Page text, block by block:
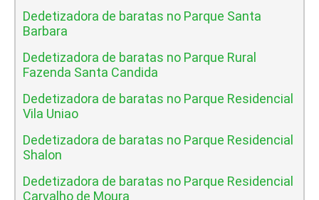
Dedetizadora de baratas no Parque Santa
Barbara
Dedetizadora de baratas no Parque Rural
Fazenda Santa Candida
Dedetizadora de baratas no Parque Residencial
Vila Uniao
Dedetizadora de baratas no Parque Residencial
Shalon
Dedetizadora de baratas no Parque Residencial
Carvalho de Moura